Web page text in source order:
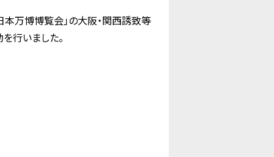
万博博覧会」の大阪・関西誘致等
行いました。